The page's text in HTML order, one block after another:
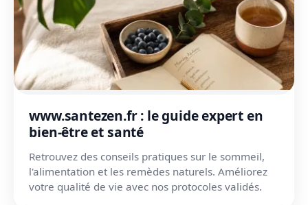
www.santezen.fr : le guide expert en
bien-être et santé
Retrouvez des conseils pratiques sur le sommeil,
l'alimentation et les remèdes naturels. Améliorez
votre qualité de vie avec nos protocoles validés.